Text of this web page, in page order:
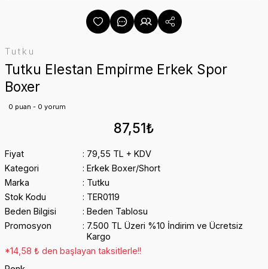
Tutku
Tutku Elestan Empirme Erkek Spor
Boxer
0 puan - 0 yorum
87,51₺
Fiyat
79,55 TL + KDV
Kategori
Erkek Boxer/Short
Marka
Tutku
Stok Kodu
TER0119
Beden Bilgisi
Beden Tablosu
Promosyon
7.500 TL Üzeri %10 İndirim ve Ücretsiz
Kargo
*14,58 ₺ den başlayan taksitlerle!!